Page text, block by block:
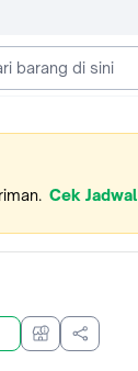
Cek Jadwal